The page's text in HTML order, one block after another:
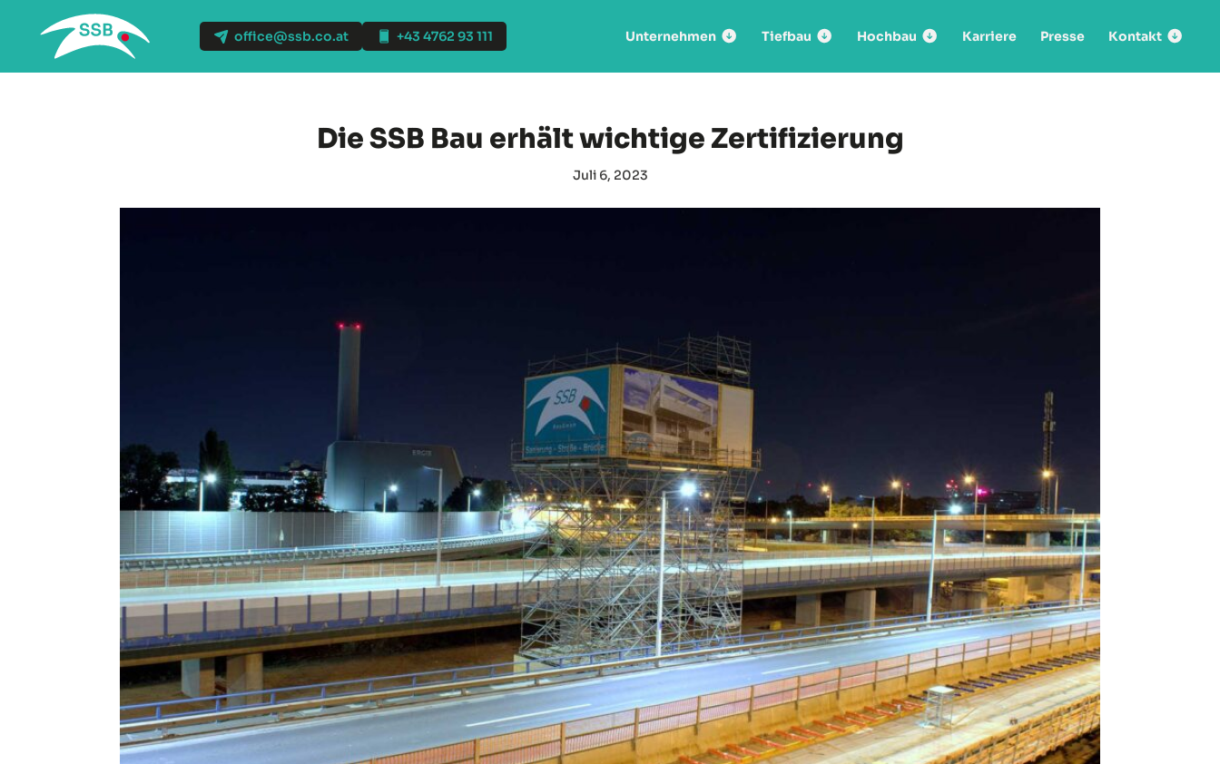
office@ssb.co.at +43 4762 93 111 Unternehmen Tiefbau Hochbau Karriere Presse Kontakt
Die SSB Bau erhält wichtige Zertifizierung
Juli 6, 2023